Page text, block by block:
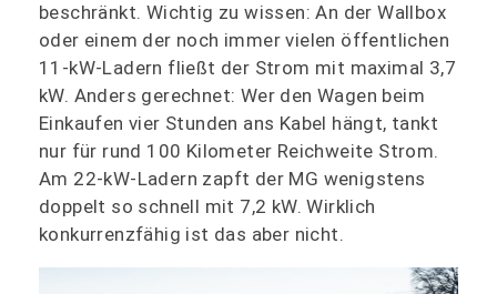
beschränkt. Wichtig zu wissen: An der Wallbox
oder einem der noch immer vielen öffentlichen
11-kW-Ladern fließt der Strom mit maximal 3,7
kW. Anders gerechnet: Wer den Wagen beim
Einkaufen vier Stunden ans Kabel hängt, tankt
nur für rund 100 Kilometer Reichweite Strom.
Am 22-kW-Ladern zapft der MG wenigstens
doppelt so schnell mit 7,2 kW. Wirklich
konkurrenzfähig ist das aber nicht.